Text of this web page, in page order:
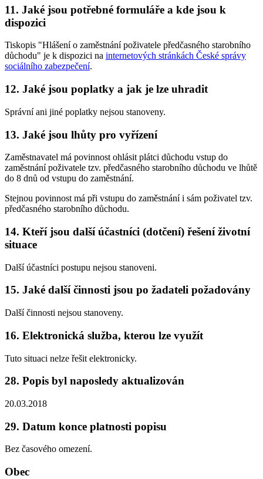
11. Jaké jsou potřebné formuláře a kde jsou k
dispozici
Tiskopis "Hlášení o zaměstnání poživatele předčasného starobního
důchodu" je k dispozici na internetových stránkách České správy
sociálního zabezpečení.
12. Jaké jsou poplatky a jak je lze uhradit
Správní ani jiné poplatky nejsou stanoveny.
13. Jaké jsou lhůty pro vyřízení
Zaměstnavatel má povinnost ohlásit plátci důchodu vstup do
zaměstnání poživatele tzv. předčasného starobního důchodu ve lhůtě
do 8 dnů od vstupu do zaměstnání.
Stejnou povinnost má při vstupu do zaměstnání i sám poživatel tzv.
předčasného starobního důchodu.
14. Kteří jsou další účastníci (dotčení) řešení životní
situace
Další účastníci postupu nejsou stanoveni.
15. Jaké další činnosti jsou po žadateli požadovány
Další činnosti nejsou stanoveny.
16. Elektronická služba, kterou lze využít
Tuto situaci nelze řešit elektronicky.
28. Popis byl naposledy aktualizován
20.03.2018
29. Datum konce platnosti popisu
Bez časového omezení.
Obec